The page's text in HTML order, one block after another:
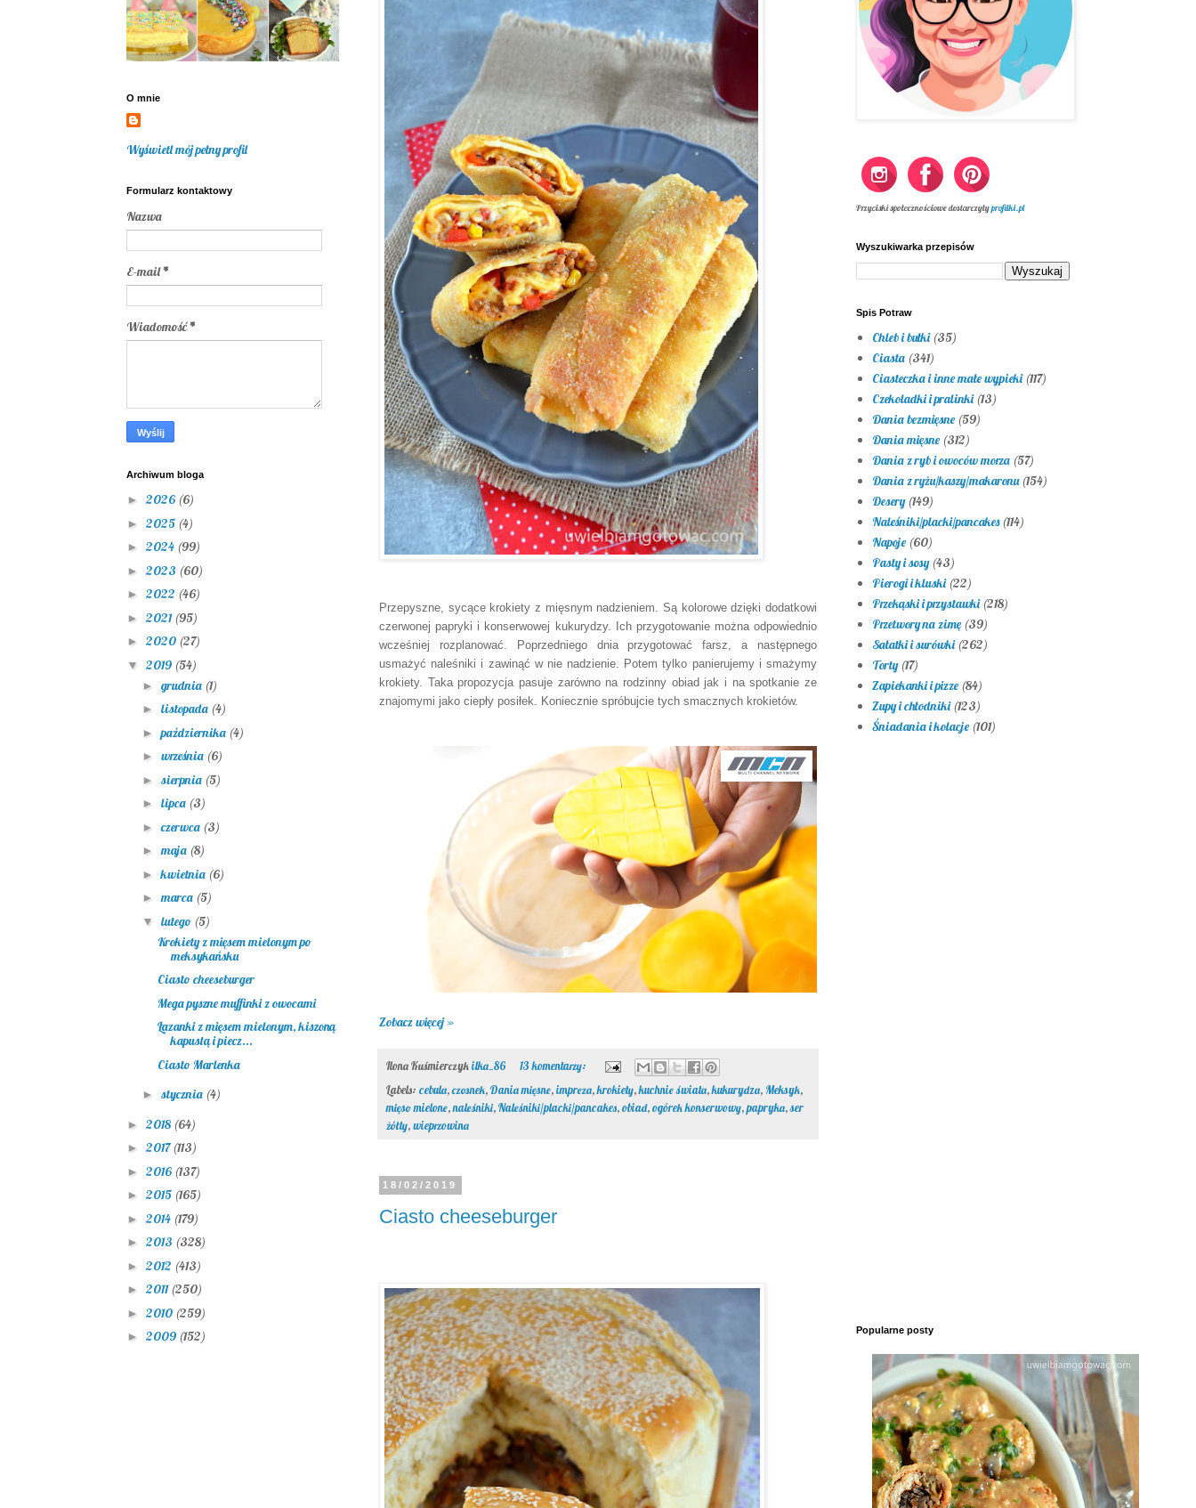
Przepyszne, sycące krokiety z mięsnym nadzieniem. Są kolorowe dzięki dodatkowi
czerwonej papryki i konserwowej kukurydzy. Ich przygotowanie można odpowiednio
wcześniej rozplanować. Poprzedniego dnia przygotować farsz, a następnego
usmażyć naleśniki i zawinąć w nie nadzienie. Potem tylko panierujemy i smażymy
krokiety. Taka propozycja pasuje zarówno na rodzinny obiad jak i na spotkanie ze
znajomymi jako ciepły posiłek. Koniecznie spróbujcie tych smacznych krokietów.
Zobacz więcej »
Ilona Kuśmierczykilka_86
13 komentarzy:
Labels: cebula,czosnek,Dania mięsne,impreza,krokiety,kuchnie świata,kukurydza, Meksyk,
mięso mielone,naleśniki,Naleśniki/placki/pancakes,obiad,ogórek konserwowy,papryka,ser
żółty,wieprzowina
18/02/2019
Ciasto cheeseburger
O mnie
Wyświetl mój pełny profil
Formularz kontaktowy
Nazwa
E-mail*
Wiadomość*
Archiwum bloga
► 2026 (6)
► 2025 (4)
► 2024 (99)
► 2023 (60)
► 2022 (46)
► 2021 (95)
► 2020 (27)
▼ 2019 (54)
► grudnia (1)
► listopada (4)
►października (4)
► września (6)
► sierpnia (5)
► lipca (3)
►czerwca (3)
►maja (8)
►kwietnia (6)
►marca (5)
▼ lutego (5)
Krokiety z mięsem mielonym po
meksykańsku
Ciasto cheeseburger
Mega pyszne muffinki z owocami
Łazanki z mięsem mielonym, kiszoną
kapustą i piecz...
Ciasto Marlenka
► stycznia (4)
► 2018 (64)
► 2017(113)
► 2016 (137)
► 2015 (165)
► 2014 (179)
► 2013 (328)
► 2012 (413)
► 2011 (250)
► 2010 (259)
► 2009 (152)
Przyciski społecznościowe dostarczyłyprofilki.pl
Wyszukiwarka przepisów
Spis Potraw
Chleb i bułki (35)
Ciasta (341)
Ciasteczka i inne małe wypieki (117)
Czekoladki i pralinki (13)
Dania bezmięsne (59)
Dania mięsne (312)
Dania z ryb i owoców morza (57)
Dania z ryżu/kaszy/makaronu (154)
Desery (149)
Naleśniki/placki/pancakes (114)
Napoje (60)
Pasty i sosy (43)
Pierogi i kluski (22)
Przekąski i przystawki (218)
Przetwory na zimę (39)
Sałatki i surówki (262)
Torty (17)
Zapiekanki i pizze (84)
Zupy i chłodniki (123)
Śniadania i kolacje (101)
Popularne posty